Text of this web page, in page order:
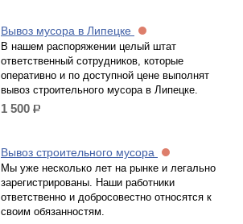
Вывоз мусора в Липецке
В нашем распоряжении целый штат
ответственный сотрудников, которые
оперативно и по доступной цене выполнят
вывоз строительного мусора в Липецке.
1 500 р.
Вывоз строительного мусора
Мы уже несколько лет на рынке и легально
зарегистрированы. Наши работники
ответственно и добросовестно относятся к
своим обязанностям.